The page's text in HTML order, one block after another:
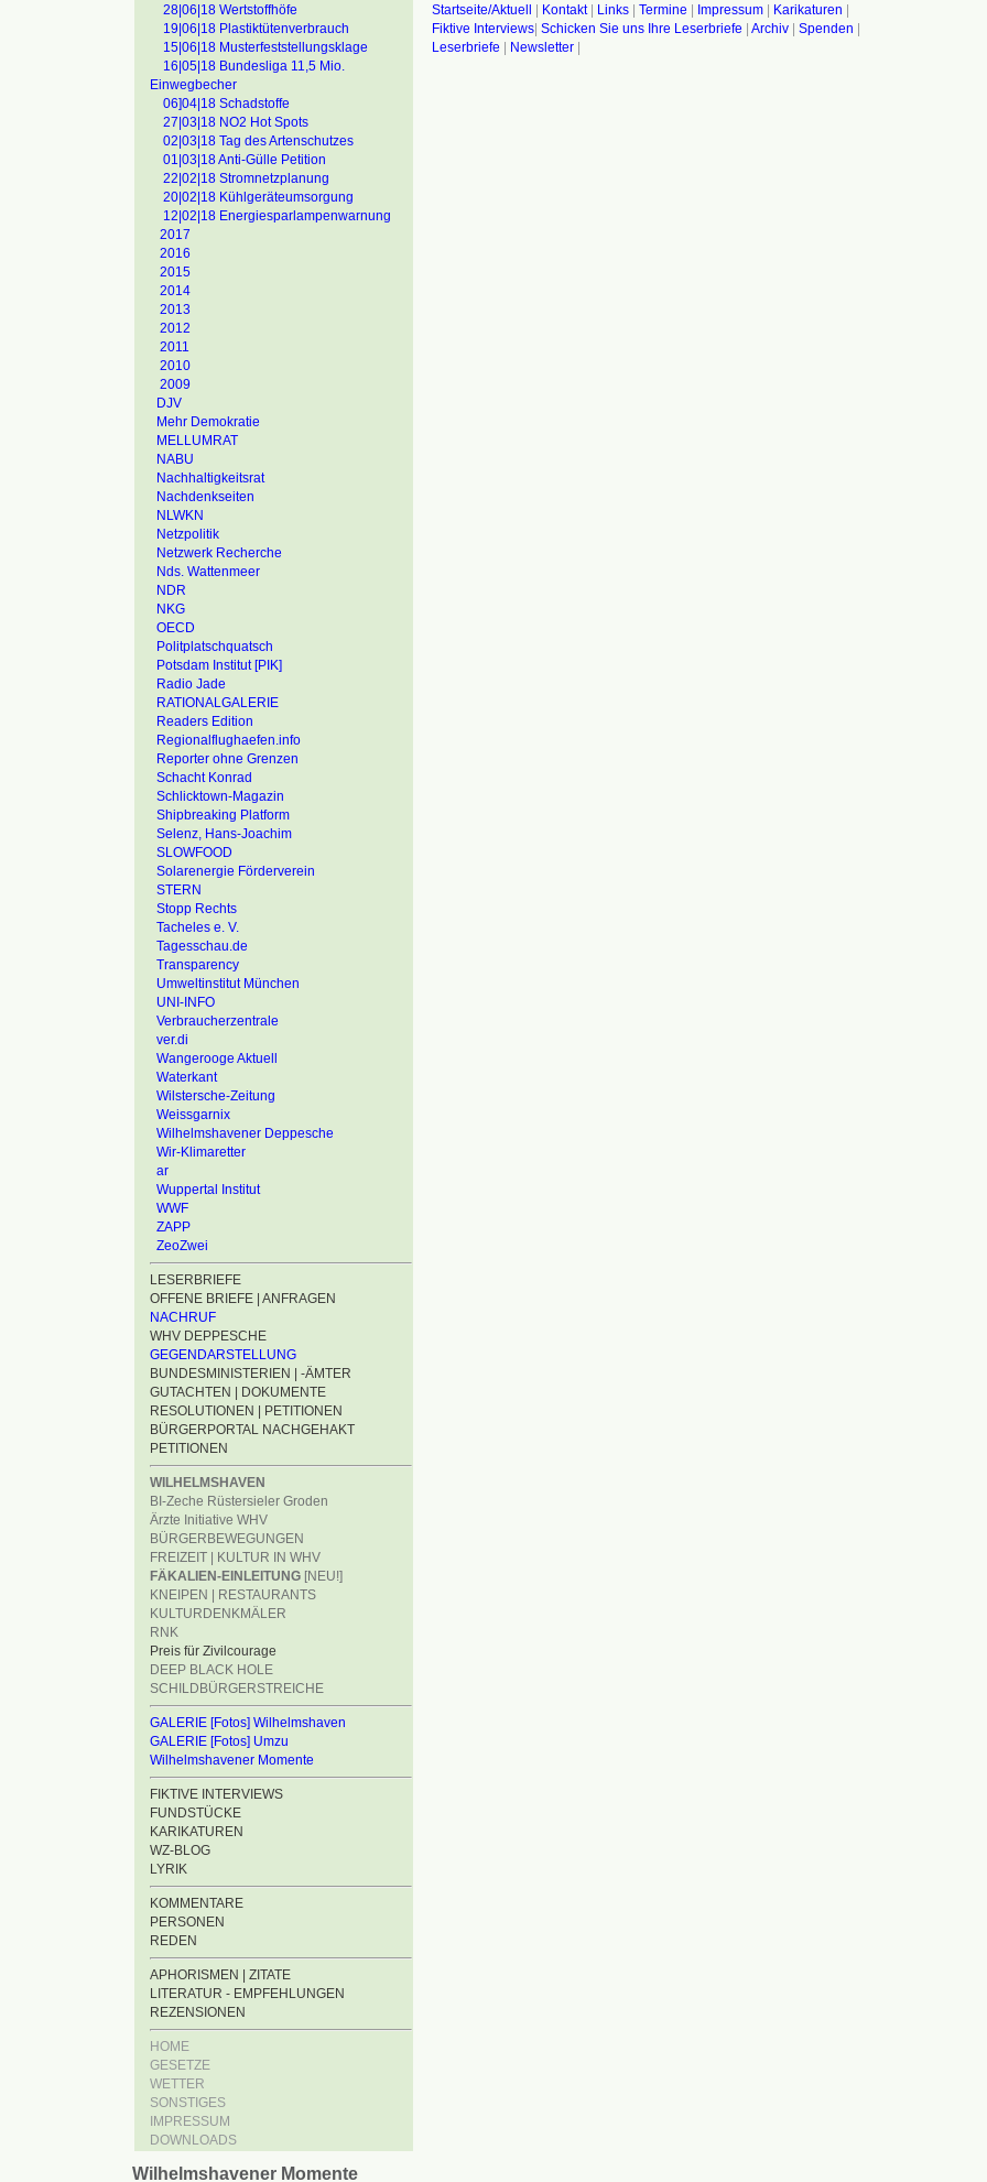
28|06|18 Wertstoffhöfe
19|06|18 Plastiktütenverbrauch
15|06|18 Musterfeststellungsklage
16|05|18 Bundesliga 11,5 Mio.
Einwegbecher
06]04|18 Schadstoffe
27|03|18 NO2 Hot Spots
02|03|18 Tag des Artenschutzes
01|03|18 Anti-Gülle Petition
22|02|18 Stromnetzplanung
20|02|18 Kühlgeräteumsorgung
12|02|18 Energiesparlampenwarnung
2017
2016
2015
2014
2013
2012
2011
2010
2009
DJV
Mehr Demokratie
MELLUMRAT
NABU
Nachhaltigkeitsrat
Nachdenkseiten
NLWKN
Netzpolitik
Netzwerk Recherche
Nds. Wattenmeer
NDR
NKG
OECD
Politplatschquatsch
Potsdam Institut [PIK]
Radio Jade
RATIONALGALERIE
Readers Edition
Regionalflughaefen.info
Reporter ohne Grenzen
Schacht Konrad
Schlicktown-Magazin
Shipbreaking Platform
Selenz, Hans-Joachim
SLOWFOOD
Solarenergie Förderverein
STERN
Stopp Rechts
Tacheles e. V.
Tagesschau.de
Transparency
Umweltinstitut München
UNI-INFO
Verbraucherzentrale
ver.di
Wangerooge Aktuell
Waterkant
Wilstersche-Zeitung
Weissgarnix
Wilhelmshavener Deppesche
Wir-Klimaretter
ar
Wuppertal Institut
WWF
ZAPP
ZeoZwei
LESERBRIEFE
OFFENE BRIEFE | ANFRAGEN
NACHRUF
WHV DEPPESCHE
GEGENDARSTELLUNG
BUNDESMINISTERIEN | -ÄMTER
GUTACHTEN | DOKUMENTE
RESOLUTIONEN | PETITIONEN
BÜRGERPORTAL NACHGEHAKT
PETITIONEN
WILHELMSHAVEN
BI-Zeche Rüstersieler Groden
Ärzte Initiative WHV
BÜRGERBEWEGUNGEN
FREIZEIT | KULTUR IN WHV
FÄKALIEN-EINLEITUNG [NEU!]
KNEIPEN | RESTAURANTS
KULTURDENKMÄLER
RNK
Preis für Zivilcourage
DEEP BLACK HOLE
SCHILDBÜRGERSTREICHE
GALERIE [Fotos] Wilhelmshaven
GALERIE [Fotos] Umzu
Wilhelmshavener Momente
FIKTIVE INTERVIEWS
FUNDSTÜCKE
KARIKATUREN
WZ-BLOG
LYRIK
KOMMENTARE
PERSONEN
REDEN
APHORISMEN | ZITATE
LITERATUR - EMPFEHLUNGEN
REZENSIONEN
HOME
GESETZE
WETTER
SONSTIGES
IMPRESSUM
DOWNLOADS
Startseite/Aktuell | Kontakt| Links| Termine | Impressum| Karikaturen |
Fiktive Interviews| Schicken Sie uns Ihre Leserbriefe | Archiv| Spenden |
Leserbriefe | Newsletter|
Wilhelmshavener Momente